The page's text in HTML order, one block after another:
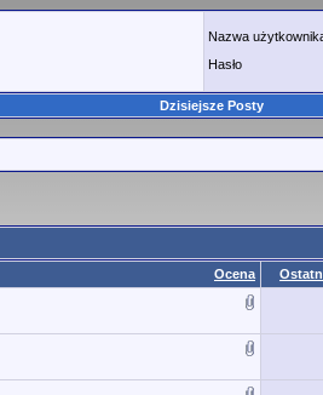
Nazwa
Hasło
Dzisiejsze Posty
Ocena